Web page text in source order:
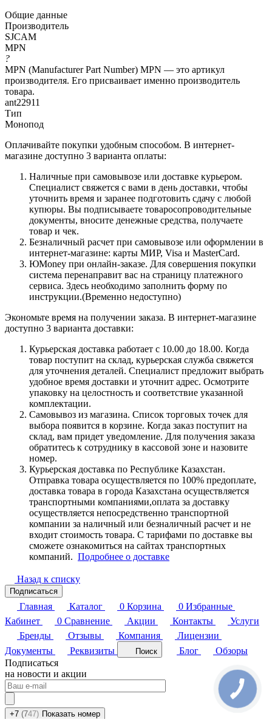
Общие данные
Производитель
SJCAM
MPN
?
MPN (Manufacturer Part Number) MPN — это артикул
производителя. Его присваивает именно производитель
товара.
ant22911
Тип
Монопод
Оплачивайте покупки удобным способом. В интернет-
магазине доступно 3 варианта оплаты:
Наличные при самовывозе или доставке курьером.
Специалист свяжется с вами в день доставки, чтобы
уточнить время и заранее подготовить сдачу с любой
купюры. Вы подписываете товаросопроводительные
документы, вносите денежные средства, получаете
товар и чек.
Безналичный расчет при самовывозе или оформлении в
интернет-магазине: карты МИР, Visa и MasterCard.
ЮMoney при онлайн-заказе. Для совершения покупки
система перенаправит вас на страницу платежного
сервиса. Здесь необходимо заполнить форму по
инструкции.(Временно недоступно)
Экономьте время на получении заказа. В интернет-магазине
доступно 3 варианта доставки:
Курьерская доставка работает с 10.00 до 18.00. Когда
товар поступит на склад, курьерская служба свяжется
для уточнения деталей. Специалист предложит выбрать
удобное время доставки и уточнит адрес. Осмотрите
упаковку на целостность и соответствие указанной
комплектации.
Самовывоз из магазина. Список торговых точек для
выбора появится в корзине. Когда заказ поступит на
склад, вам придет уведомление. Для получения заказа
обратитесь к сотруднику в кассовой зоне и назовите
номер.
Курьерская доставка по Республике Казахстан.
Отправка товара осуществляется по 100% предоплате,
доставка товара в города Казахстана осуществляется
транспортными компаниями,оплата за доставку
осуществляется непосредственно транспортной
компании за наличный или безналичный расчет и не
входит стоимость товара. С тарифами по доставке вы
сможете ознакомиться на сайтах транспортных
компаний. Подробнее о доставке
Назад к списку
Подписаться
Главная Каталог 0 Корзина 0 Избранные
Кабинет
0 Сравнение Акции Контакты
Услуги
Бренды
Отзывы Компания
Лицензии
Документы
Реквизиты Поиск Блог
Обзоры
Подписаться
на новости и акции
+7 (747) Показать номер